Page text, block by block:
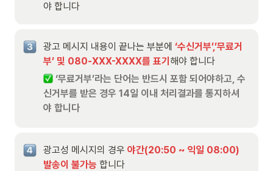
야 합니다
광고 메시지 내용이 끝나는 부분에 ‘수신거부’,’무료거
부’ 및 080-XXX-XXXX를 표기 해야 합니다
‘무료거부’라는 단어는 반드시 포함 되어야하고, 수
신거부를 받은 경우 14일 이내 처리결과를 통지하셔
야 합니다
광고성 메시지의 경우 야간(20:50 ~ 익일 08:00)
발송이 불가능 합니다